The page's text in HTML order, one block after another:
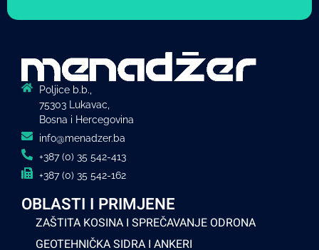
Poljice b.b.,
75303 Lukavac,
Bosna i Hercegovina
info@menadzer.ba
+387 (0) 35 542-413
+387 (0) 35 542-162
OBLASTI I PRIMJENE
ZAŠTITA KOSINA I SPREČAVANJE ODRONA
GEOTEHNIČKA SIDRA I ANKERI